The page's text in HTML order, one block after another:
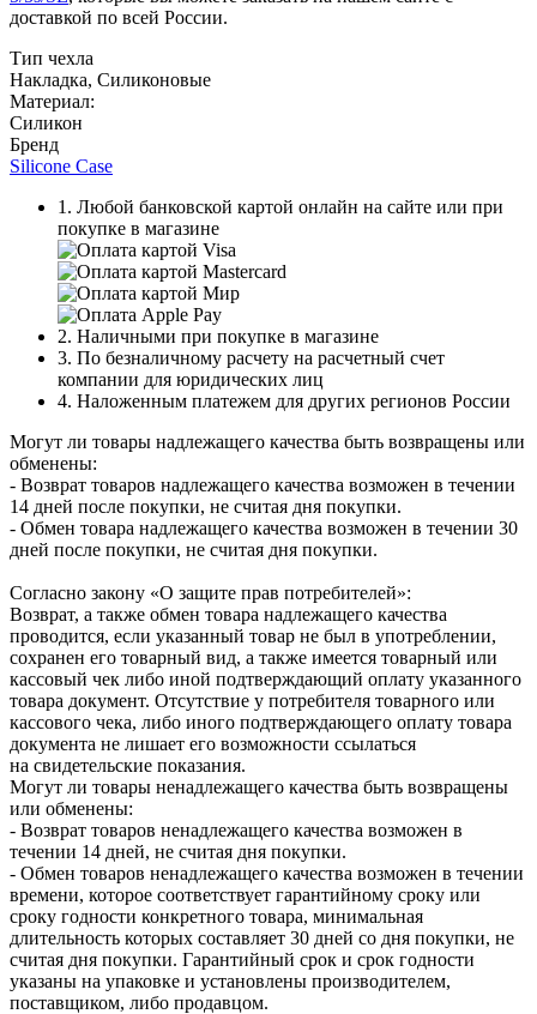
доставкой по всей России.
Тип чехла
Накладка, Силиконовые
Материал:
Силикон
Бренд
Silicone Case
1. Любой банковской картой онлайн на сайте или при
покупке в магазине
2. Наличными при покупке в магазине
3. По безналичному расчету на расчетный счет
компании для юридических лиц
4. Наложенным платежем для других регионов России
Могут ли товары надлежащего качества быть возвращены или
обменены:
- Возврат товаров надлежащего качества возможен в течении
14 дней после покупки, не считая дня покупки.
- Обмен товара надлежащего качества возможен в течении 30
дней после покупки, не считая дня покупки.
Согласно закону «О защите прав потребителей»:
Возврат, а также обмен товара надлежащего качества
проводится, если указанный товар не был в употреблении,
сохранен его товарный вид, а также имеется товарный или
кассовый чек либо иной подтверждающий оплату указанного
товара документ. Отсутствие у потребителя товарного или
кассового чека, либо иного подтверждающего оплату товара
документа не лишает его возможности ссылаться
на свидетельские показания.
Могут ли товары ненадлежащего качества быть возвращены
или обменены:
- Возврат товаров ненадлежащего качества возможен в
течении 14 дней, не считая дня покупки.
- Обмен товаров ненадлежащего качества возможен в течении
времени, которое соответствует гарантийному сроку или
сроку годности конкретного товара, минимальная
длительность которых составляет 30 дней со дня покупки, не
считая дня покупки. Гарантийный срок и срок годности
указаны на упаковке и установлены производителем,
поставщиком, либо продавцом.